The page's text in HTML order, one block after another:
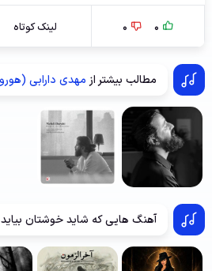
0
0 لینک کوتاه
مطالب بیشتر از مهدی دارابی
آهنگ هایی که شاید خوشتان بیاید